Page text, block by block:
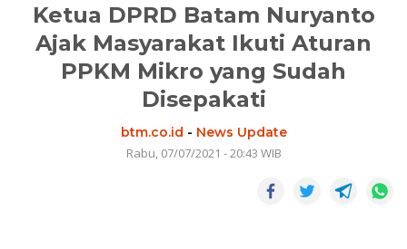
Ketua DPRD Batam Nuryanto
Ajak Masyarakat Ikuti Aturan
PPKM Mikro yang Sudah
Disepakati
btm.co.id - News Update
Rabu, 07/07/2021 - 20:43 WIB